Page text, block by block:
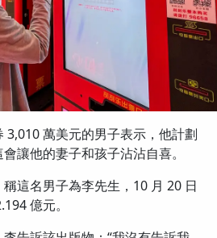
3,010 萬美元的男子表示，他計劃
讓他的妻子和孩子沾沾自喜。
這名男子為李先生，10 月 20 日
億元。